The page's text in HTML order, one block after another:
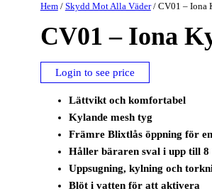
Hem/ Skydd Mot Alla Väder/ CV01 – Iona
CV01 – Iona
Login to see price
Lättvikt och komfortabel
Kylande mesh tyg
Främre Blixtlås öppning för
Håller bäraren sval i upp till
Uppsugning, kylning och
Blöt i vatten för att aktivera